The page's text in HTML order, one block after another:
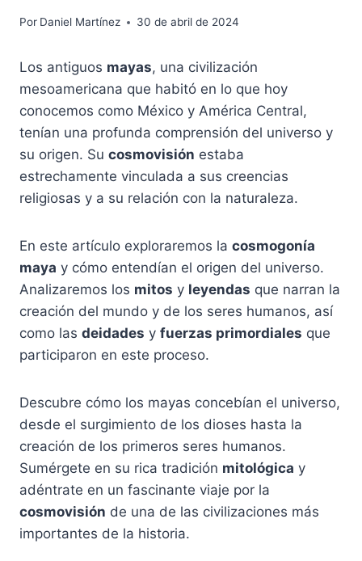
Por Daniel Martínez 30 de abril de 2024
Los antiguos mayas, una civilización
mesoamericana que habitó en lo que hoy
conocemos como México y América Central,
tenían una profunda comprensión del universo y
su origen. Su cosmovisión estaba
estrechamente vinculada a sus creencias
religiosas y a su relación con la naturaleza.
En este artículo exploraremos la cosmogonía
maya y cómo entendían el origen del universo.
Analizaremos los mitos y leyendas que narran la
creación del mundo y de los seres humanos, así
como las deidades y fuerzas primordiales que
participaron en este proceso.
Descubre cómo los mayas concebían el universo,
desde el surgimiento de los dioses hasta la
creación de los primeros seres humanos.
Sumérgete en su rica tradición mitológica y
adéntrate en un fascinante viaje por la
cosmovisión de una de las civilizaciones más
importantes de la historia.